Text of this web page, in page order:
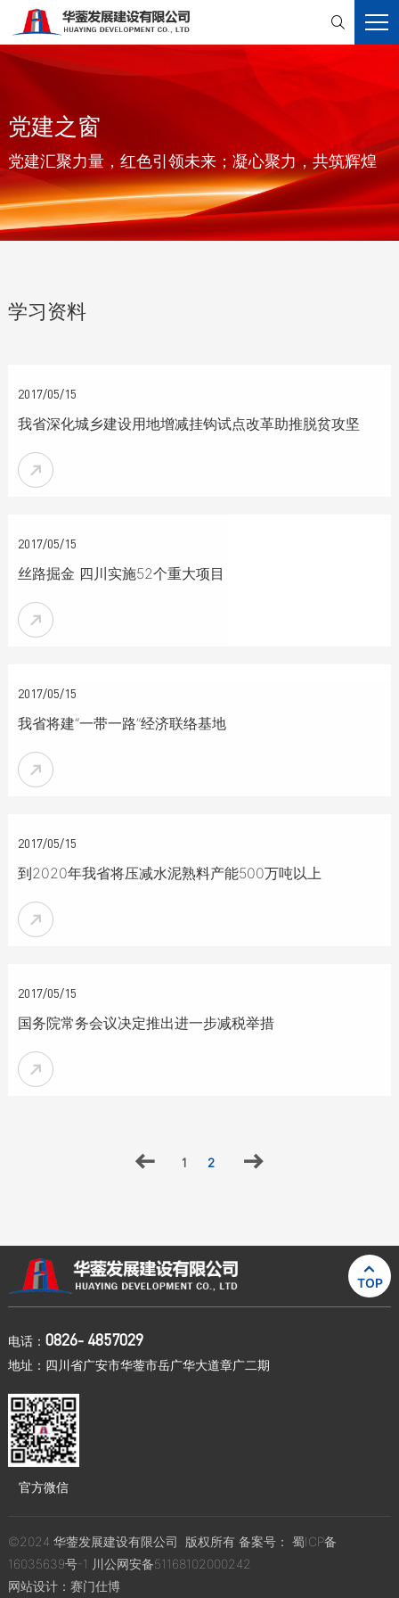

党建之窗
党建汇聚力量，红色引领未来；凝心聚力，共筑辉煌
学习资料
2017/05/15
我省深化城乡建设用地增减挂钩试点改革助推脱贫攻坚

2017/05/15
丝路掘金 四川实施52个重大项目

2017/05/15
我省将建“一带一路”经济联络基地

2017/05/15
到2020年我省将压减水泥熟料产能500万吨以上

2017/05/15
国务院常务会议决定推出进一步减税举措

 1 2 

TOP
电话： 0826- 4857029
地址：四川省广安市华蓥市岳广华大道章广二期
官方微信
©2024 华蓥发展建设有限公司. 版权所有 备案号： 蜀ICP备
16035639号-1 川公网安备51168102000242
网站设计： 赛门仕博